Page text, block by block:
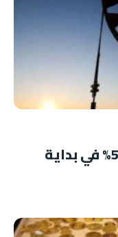
تراجع أسعار النفط بأكثر من 5% في بداية